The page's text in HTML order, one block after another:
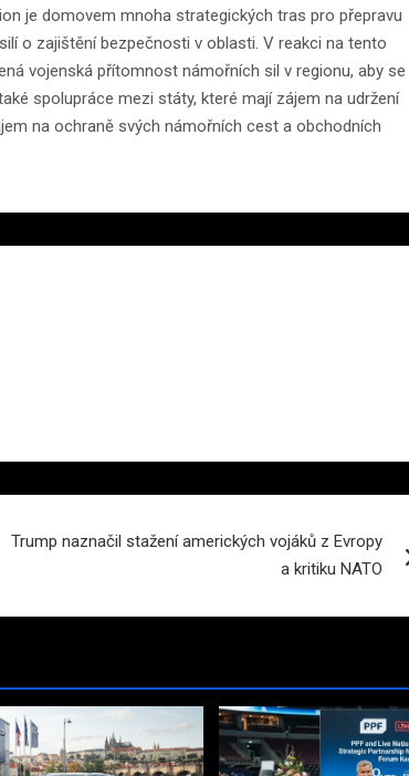
je domovem mnoha strategických tras pro přepravu
o zajištění bezpečnosti v oblasti. V reakci na tento
vojenská přítomnost námořních sil v regionu, aby se
spolupráce mezi státy, které mají zájem na udržení
na ochraně svých námořních cest a obchodních
Trump naznačil stažení amerických vojáků z Evropy
a kritiku NATO